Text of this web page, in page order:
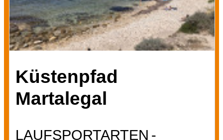
Küstenpfad
Martalegal
LAUFSPORTARTEN